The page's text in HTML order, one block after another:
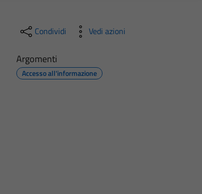
Condividi Vedi azioni
Argomenti
Accesso all'informazione